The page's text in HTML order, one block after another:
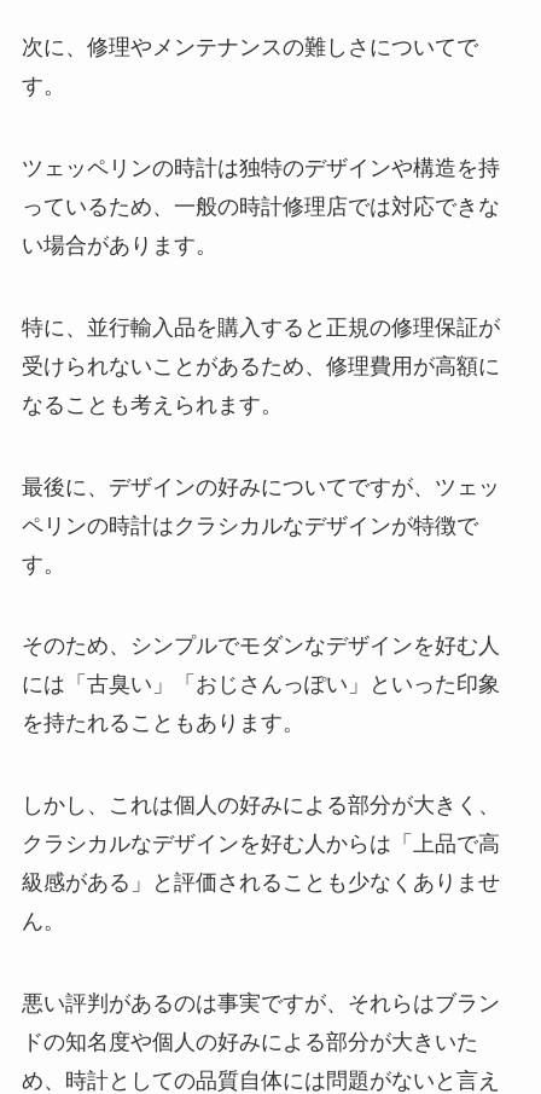
次に、修理やメンテナンスの難しさについてで
す。
ツェッペリンの時計は独特のデザインや構造を持
っているため、一般の時計修理店では対応できな
い場合があります。
特に、並行輸入品を購入すると正規の修理保証が
受けられないことがあるため、修理費用が高額に
なることも考えられます。
最後に、デザインの好みについてですが、ツェッ
ペリンの時計はクラシカルなデザインが特徴で
す。
そのため、シンプルでモダンなデザインを好む人
には「古臭い」「おじさんっぽい」といった印象
を持たれることもあります。
しかし、これは個人の好みによる部分が大きく、
クラシカルなデザインを好む人からは「上品で高
級感がある」と評価されることも少なくありませ
ん。
悪い評判があるのは事実ですが、それらはブラン
ドの知名度や個人の好みによる部分が大きいた
め、時計としての品質自体には問題がないと言え